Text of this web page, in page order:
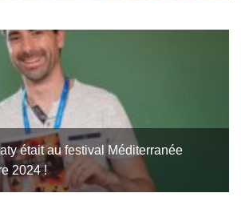
était au festival Méditerranée
2024 !